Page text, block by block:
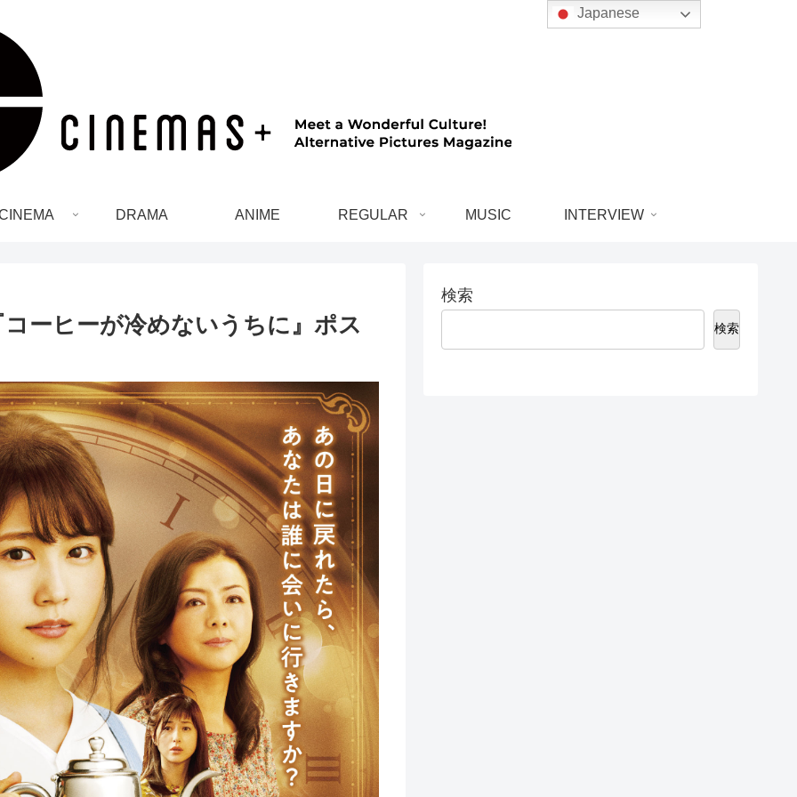
DRAMA ANIME REGULAR MUSIC INTERVIEW
ーヒーが冷めないうちに』ポス
検索
検索
Japanese